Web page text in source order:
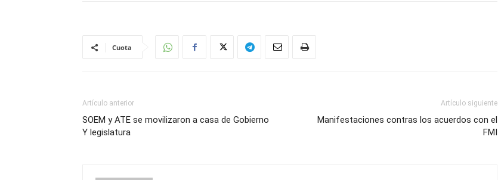
Cuota
Artículo anterior
SOEM y ATE se movilizaron a casa de Gobierno
Y legislatura
Artículo siguiente
Manifestaciones contras los acuerdos con el
FMI